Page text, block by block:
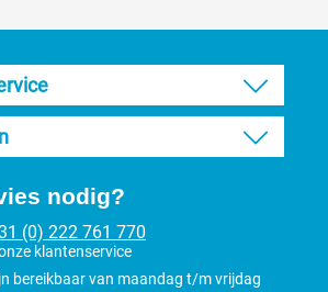
nodig?
(0) 222 761 770
klantenservice
bereikbaar van maandag t/m vrijdag